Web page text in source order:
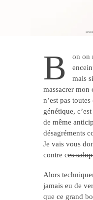
B
on on
mais
massacrer mon
n’est pas
génétique,
de même
désagréments
Je vais vous
contre ces
Alors
jamais eu de
que ce grand